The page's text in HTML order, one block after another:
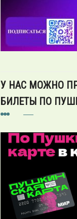
У НАС МОЖНО
БИЛЕТЫ ПО